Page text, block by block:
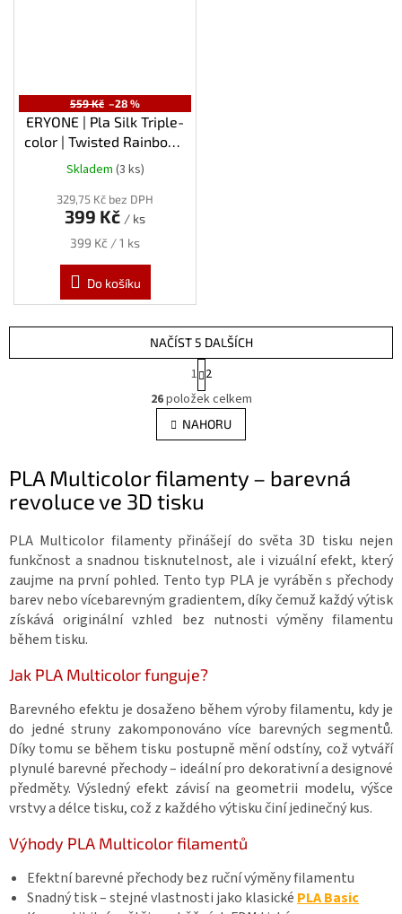
559 Kč –28 %
ERYONE | Pla Silk Triple-
color | Twisted Rainbow-
Fire - Červená-Zlatá-
Fialová | 1.75mm | 1kg
Skladem (3 ks)
329,75 Kč bez DPH
399 Kč / ks
Měrná
399 Kč / 1 ks
Do košíku
O
v
l
á
a
c
í
r
v
k
y
v
ý
s
NAČÍST 5 DALŠÍCH
S
t
r
á
n
k
v
á
n
1 2
26položek celkem
NAHORU
PLA Multicolor filamenty – barevná
revoluce ve 3D tisku
PLA Multicolor filamenty přinášejí do světa 3D tisku nejen
funkčnost a snadnou tisknutelnost, ale i vizuální efekt, který
zaujme na první pohled. Tento typ PLA je vyráběn s přechody
barev nebo vícebarevným gradientem, díky čemuž každý výtisk
získává originální vzhled bez nutnosti výměny filamentu
během tisku.
Jak PLA Multicolor funguje?
Barevného efektu je dosaženo během výroby filamentu, kdy je
do jedné struny zakomponováno více barevných segmentů.
Díky tomu se během tisku postupně mění odstíny, což vytváří
plynulé barevné přechody – ideální pro dekorativní a designové
předměty. Výsledný efekt závisí na geometrii modelu, výšce
vrstvy a délce tisku, což z každého výtisku činí jedinečný kus.
Výhody PLA Multicolor filamentů
Efektní barevné přechody bez ruční výměny filamentu
Snadný tisk – stejné vlastnosti jako klasické PLA Basic